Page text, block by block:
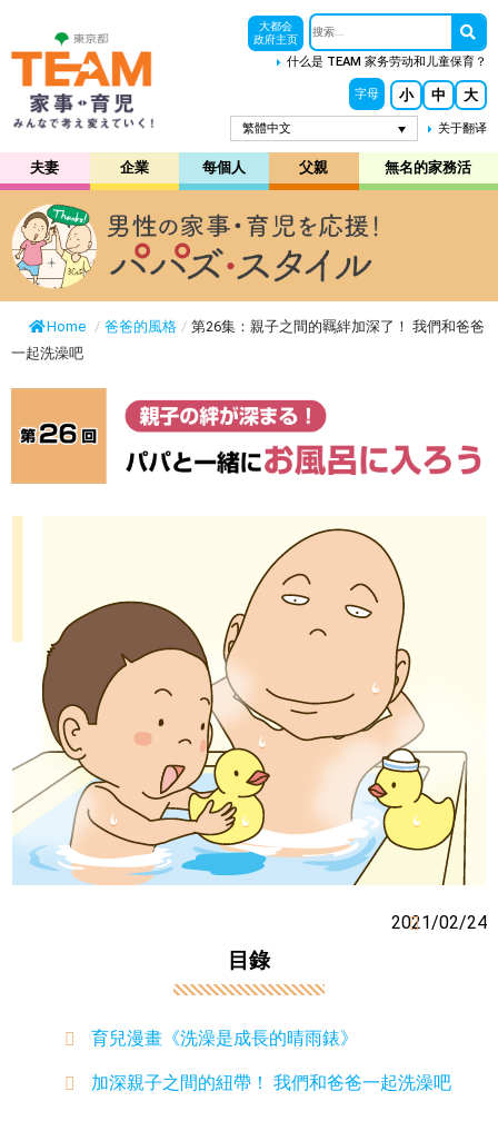
大都会
政府主页
什么是 TEAM 家务劳动和儿童保育？
字母 小 中 大
繁體中文 关于翻译
夫妻 企業 每個人 父親 無名的家務活
Home / 爸爸的風格 / 第26集：親子之間的羈絆加深了！ 我們和爸爸
一起洗澡吧
2021/02/24
目錄
育兒漫畫《洗澡是成長的晴雨錶》
加深親子之間的紐帶！ 我們和爸爸一起洗澡吧